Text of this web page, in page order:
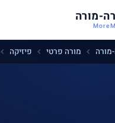
מורה
מורה מורה פרטי פיזיקה